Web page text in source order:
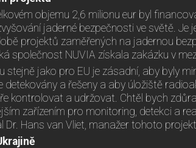
objemu 2,6 milionu eur byl
jaderné bezpečnosti ve světě. Je
projektů zaměřených na jadernou
společnost NUVIA získala zakázku v
stejně jako pro EU je zásadní, aby byly
detekovány a řešeny a aby úložiště
kontrolovat a udržovat. Chtěl bych
zařízením pro monitoring, detekci a
Dr. Hans van Vliet, manažer tohoto